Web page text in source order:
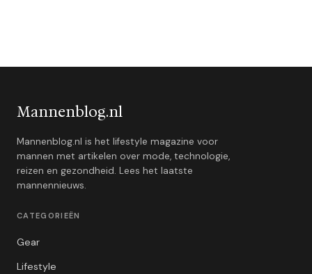
Mannenblog.nl
Mannenblog.nl is het lifestyle magazine voor
mannen met artikelen over mode, technologie,
reizen en gezondheid. Lees het laatste
mannennieuws.
CATEGORIEËN
Gear
Lifestyle